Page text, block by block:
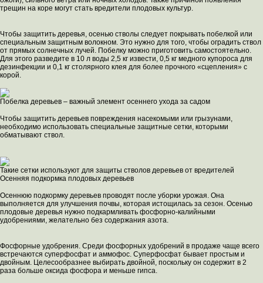
трещин на коре могут стать вредители плодовых культур.
Чтобы защитить деревья, осенью стволы следует покрывать побелкой или
специальным защитным волокном. Это нужно для того, чтобы оградить ствол
от прямых солнечных лучей. Побелку можно приготовить самостоятельно.
Для этого разведите в 10 л воды 2,5 кг извести, 0,5 кг медного купороса для
дезинфекции и 0,1 кг столярного клея для более прочного «сцепления» с
корой.
Побелка деревьев – важный элемент осеннего ухода за садом
Чтобы защитить деревьев повреждения насекомыми или грызунами,
необходимо использовать специальные защитные сетки, которыми
обматывают ствол.
Такие сетки используют для защиты стволов деревьев от вредителей
Осенняя подкормка плодовых деревьев
Осеннюю подкормку деревьев проводят после уборки урожая. Она
выполняется для улучшения почвы, которая истощилась за сезон. Осенью
плодовые деревья нужно подкармливать фосфорно-калийными
удобрениями, желательно без содержания азота.
Фосфорные удобрения. Среди фосфорных удобрений в продаже чаще всего
встречаются суперфосфат и аммофос. Суперфосфат бывает простым и
двойным. Целесообразнее выбирать двойной, поскольку он содержит в 2
раза больше оксида фосфора и меньше гипса.